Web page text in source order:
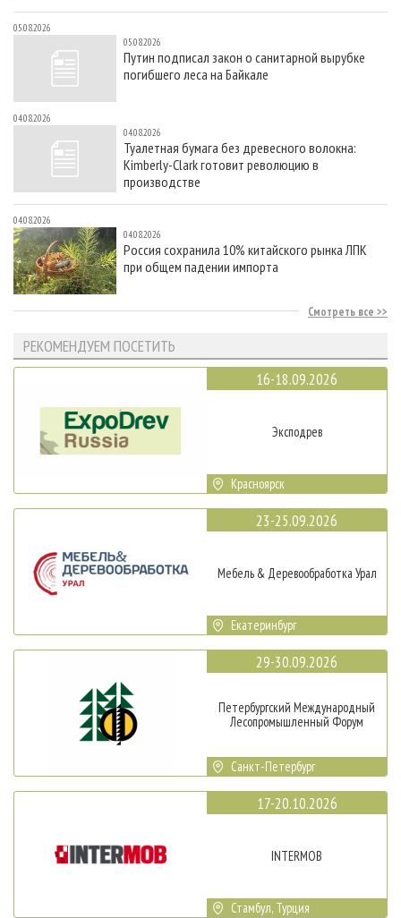
05.08.2026
05.08.2026
Путин подписал закон о санитарной вырубке
погибшего леса на Байкале
04.08.2026
04.08.2026
Туалетная бумага без древесного волокна:
Kimberly-Clark готовит революцию в
производстве
04.08.2026
04.08.2026
Россия сохранила 10% китайского рынка ЛПК
при общем падении импорта
Смотреть все
РЕКОМЕНДУЕМ ПОСЕТИТЬ
16-18.09.2026
Эксподрев
Красноярск
23-25.09.2026
Мебель & Деревообработка Урал
Екатеринбург
29-30.09.2026
Петербургский Международный
Лесопромышленный Форум
Санкт-Петербург
17-20.10.2026
INTERMOB
Стамбул, Турция